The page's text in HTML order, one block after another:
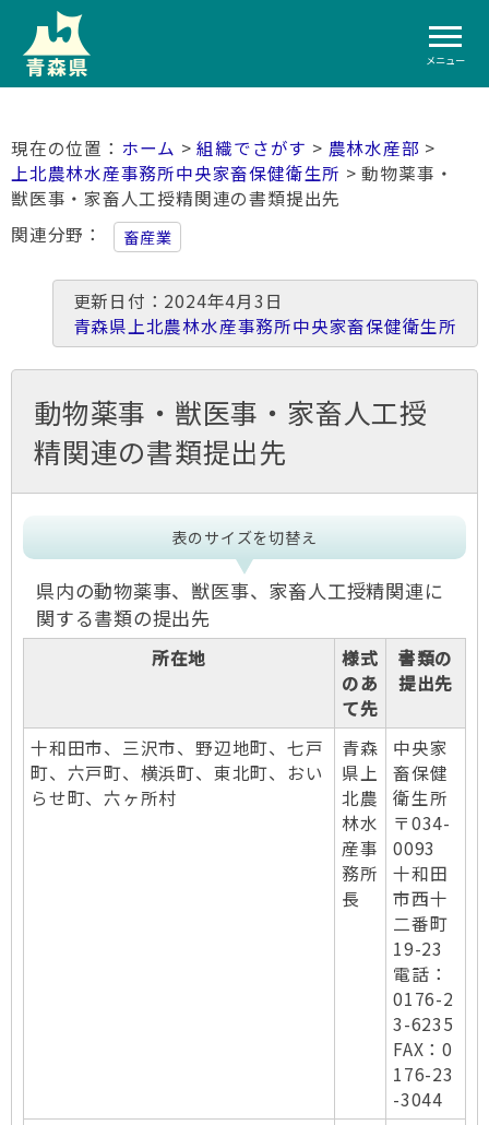
メニュー
ホーム >組織でさがす > 農林水産部 >
上北農林水産事務所中央家畜保健衛生所 > 動物薬事・
獣医事・家畜人工授精関連の書類提出先
関連分野
畜産業
更新日付：2024年4月3日
青森県上北農林水産事務所中央家畜保健衛生所
動物薬事・獣医事・家畜人工授
精関連の書類提出先
表のサイズを切替え
県内の動物薬事、獣医事、家畜人工授精関連に
関する書類の提出先
所在地
様式
のあ
て先
書類の
提出先
十和田市、三沢市、野辺地町、七戸
町、六戸町、横浜町、東北町、おい
らせ町、六ヶ所村
青森
県上
北農
林水
産事
務所
長
中央家
畜保健
衛生所
〒034-
0093
十和田
市西十
二番町
19-23
電話：
0176-2
3-6235
FAX：0
176-23
-3044